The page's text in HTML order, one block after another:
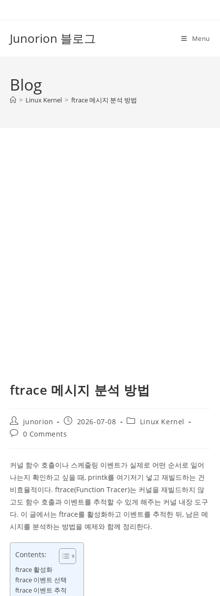
Junorion 블로그 Menu
Blog
> Linux Kernel > ftrace 메시지 분석 방법
ftrace 메시지 분석 방법
Post
author:
junorion
Post2026-07-08
PostLinux Kernel
Post0 Comments
커널 함수 호출이나 스케줄링 이벤트가 실제로 어떤 순서로 일어
나는지 확인하고 싶을 때, printk를 여기저기 넣고 재빌드하는 건
비효율적이다. ftrace(Function Tracer)는 커널을 재빌드하지 않
고도 함수 호출과 이벤트를 추적할 수 있게 해주는 커널 내장 도구
다. 이 글에서는 ftrace를 활성화하고 이벤트를 추적한 뒤, 남은 메
시지를 분석하는 방법을 예제와 함께 정리한다.
Contents:
ftrace 활성화
ftrace 이벤트 선택
ftrace 이벤트 추적